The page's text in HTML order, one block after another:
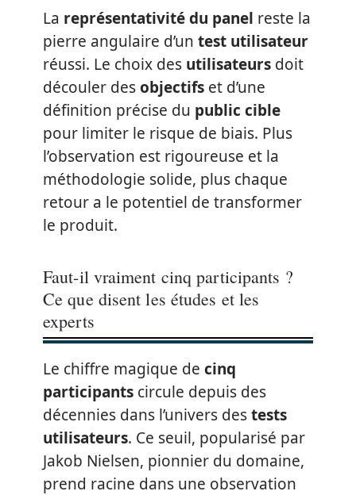
La représentativité du panel reste la
pierre angulaire d’un test utilisateur
réussi. Le choix des utilisateurs doit
découler desobjectifs et d’une
définition précise du public cible
pour limiter le risque de biais. Plus
l’observation est rigoureuse et la
méthodologie solide, plus chaque
retour a le potentiel de transformer
le produit.
Faut-il vraiment cinq participants ?
Ce que disent les études et les
experts
Le chiffre magique de cinq
participants circule depuis des
décennies dans l’univers destests
utilisateurs. Ce seuil, popularisé par
Jakob Nielsen, pionnier du domaine,
prend racine dans une observation